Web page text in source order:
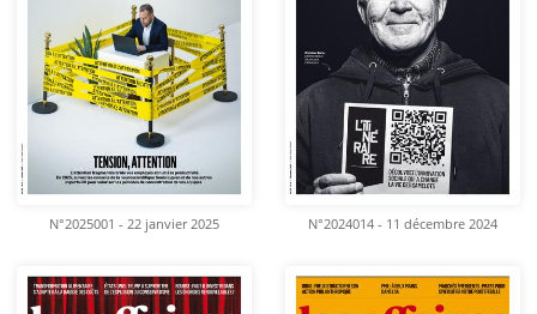
N°2025001 - 22 janvier 2025 N°2024014 - 11 décembre 2024